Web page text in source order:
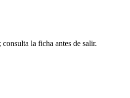
la ficha antes de salir.